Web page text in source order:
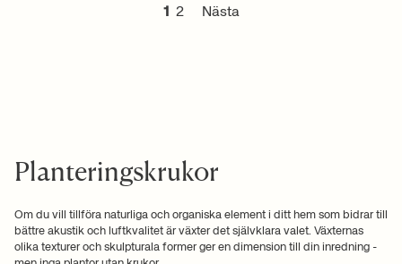
1 2 Nästa
Planteringskrukor
Om du vill tillföra naturliga och organiska element i ditt hem som bidrar till
bättre akustik och luftkvalitet är växter det självklara valet. Växternas
olika texturer och skulpturala former ger en dimension till din inredning -